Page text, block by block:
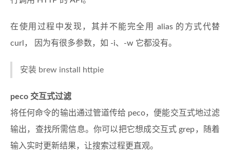
在使用过程中发现，其并不能完全用 alias 的方式代替
curl， 因为有很多参数，如 -i、-w 它都没有。
安装 brew install httpie
peco 交互式过滤
将任何命令的输出通过管道传给 peco，便能交互式地过滤
输出，查找所需信息。你可以把它想成交互式 grep，随着
输入实时更新结果，让搜索过程更直观。